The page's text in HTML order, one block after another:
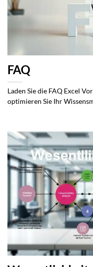
FAQ
Laden Sie die FAQ Excel
optimieren Sie Ihr